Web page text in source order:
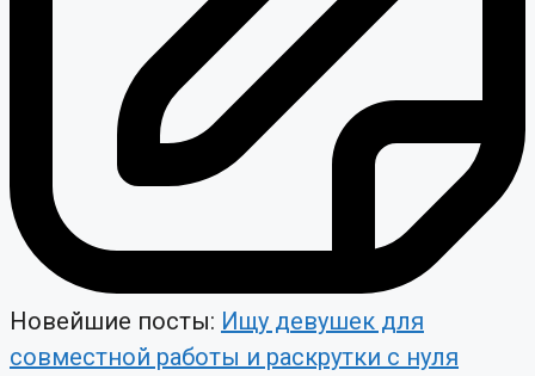
Новейшие посты: Ищу девушек для
совместной работы и раскрутки с нуля